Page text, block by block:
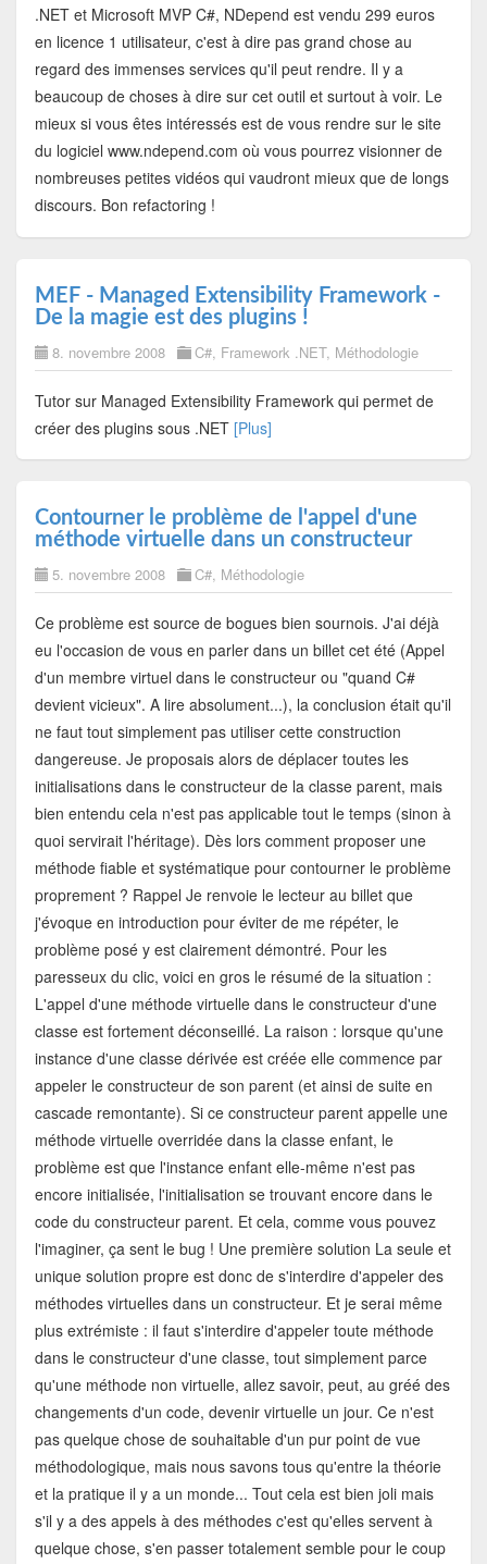
.NET et Microsoft MVP C#, NDepend est vendu 299 euros
en licence 1 utilisateur, c'est à dire pas grand chose au
regard des immenses services qu'il peut rendre. Il y a
beaucoup de choses à dire sur cet outil et surtout à voir. Le
mieux si vous êtes intéressés est de vous rendre sur le site
du logiciel www.ndepend.com où vous pourrez visionner de
nombreuses petites vidéos qui vaudront mieux que de longs
discours. Bon refactoring !
MEF - Managed Extensibility Framework -
De la magie est des plugins !
8. novembre 2008 C#, Framework .NET, Méthodologie
Tutor sur Managed Extensibility Framework qui permet de
créer des plugins sous .NET [Plus]
Contourner le problème de l'appel d'une
méthode virtuelle dans un constructeur
5. novembre 2008 C#, Méthodologie
Ce problème est source de bogues bien sournois. J'ai déjà
eu l'occasion de vous en parler dans un billet cet été (Appel
d'un membre virtuel dans le constructeur ou "quand C#
devient vicieux". A lire absolument...), la conclusion était qu'il
ne faut tout simplement pas utiliser cette construction
dangereuse. Je proposais alors de déplacer toutes les
initialisations dans le constructeur de la classe parent, mais
bien entendu cela n'est pas applicable tout le temps (sinon à
quoi servirait l'héritage). Dès lors comment proposer une
méthode fiable et systématique pour contourner le problème
proprement ? Rappel Je renvoie le lecteur au billet que
j'évoque en introduction pour éviter de me répéter, le
problème posé y est clairement démontré. Pour les
paresseux du clic, voici en gros le résumé de la situation :
L'appel d'une méthode virtuelle dans le constructeur d'une
classe est fortement déconseillé. La raison : lorsque qu'une
instance d'une classe dérivée est créée elle commence par
appeler le constructeur de son parent (et ainsi de suite en
cascade remontante). Si ce constructeur parent appelle une
méthode virtuelle overridée dans la classe enfant, le
problème est que l'instance enfant elle-même n'est pas
encore initialisée, l'initialisation se trouvant encore dans le
code du constructeur parent. Et cela, comme vous pouvez
l'imaginer, ça sent le bug ! Une première solution La seule et
unique solution propre est donc de s'interdire d'appeler des
méthodes virtuelles dans un constructeur. Et je serai même
plus extrémiste : il faut s'interdire d'appeler toute méthode
dans le constructeur d'une classe, tout simplement parce
qu'une méthode non virtuelle, allez savoir, peut, au gréé des
changements d'un code, devenir virtuelle un jour. Ce n'est
pas quelque chose de souhaitable d'un pur point de vue
méthodologique, mais nous savons tous qu'entre la théorie
et la pratique il y a un monde... Tout cela est bien joli mais
s'il y a des appels à des méthodes c'est qu'elles servent à
quelque chose, s'en passer totalement semble pour le coup